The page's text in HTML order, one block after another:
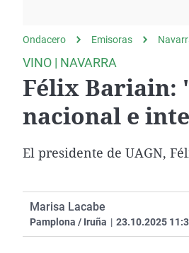
gato
Ondacero Emisoras
VINO | NAVARRA
Félix Bariain:
nacional e
El presidente de UAGN,
Marisa Lacabe
Pamplona / Iruña | 23.10.2025